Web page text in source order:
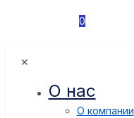
0
✕
О нас
О компании